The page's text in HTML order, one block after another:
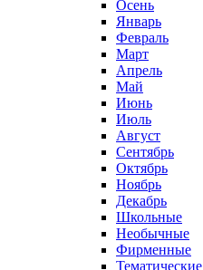
Осень
Январь
Февраль
Март
Апрель
Май
Июнь
Июль
Август
Сентябрь
Октябрь
Ноябрь
Декабрь
Школьные
Необычные
Фирменные
Тематические